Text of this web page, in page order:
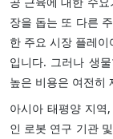
장을 돕는 또 다른
한 주요 시장 플레
입니다. 그러나 생
높은 비용은 여전히
아시아 태평양 지
인 로봇 연구 기관